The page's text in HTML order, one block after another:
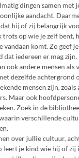
dingen samen met
aandacht.
hij of zij belangrijk
trots op wie je zelf bent,
vandaan komt. Zo geef
dat iedereen er mag zijn.
ook andere mensen als
dezelfde
mensen zijn,
Maar ook
Zoek in de
verschillende
over jullie cultuur,
leert je kind wie hij of zij